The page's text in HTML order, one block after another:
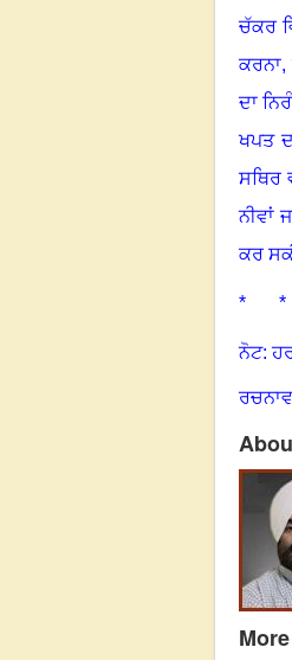
ਚੱਕਰ
ਕਰਨਾ,
ਦਾ
ਖਪਤ
ਸਥਿਰ
ਨੀਵਾਂ
ਕਰ
*
ਨੋਟ: